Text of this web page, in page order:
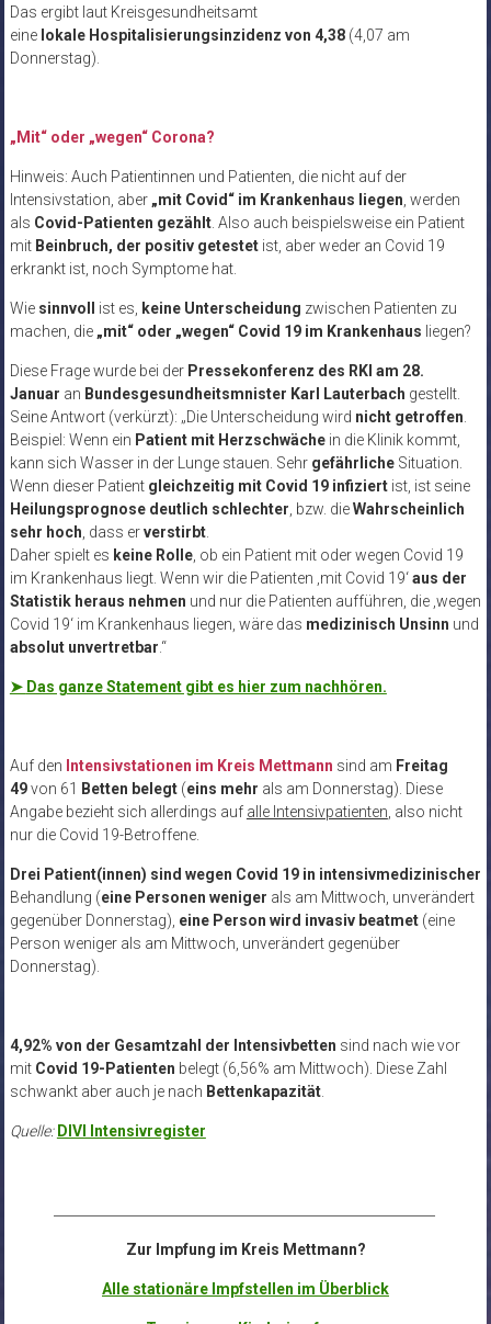
Das ergibt laut Kreisgesundheitsamt
eine lokale Hospitalisierungsinzidenz von 4,38 (4,07 am
Donnerstag).
„Mit“ oder „wegen“ Corona?
Hinweis: Auch Patientinnen und Patienten, die nicht auf der
Intensivstation, aber „mit Covid“ im Krankenhaus liegen, werden
als Covid-Patienten gezählt. Also auch beispielsweise ein Patient
mit Beinbruch, der positiv getestetist, aber weder an Covid 19
erkrankt ist, noch Symptome hat.
Wie sinnvoll ist es, keine Unterscheidung zwischen Patienten zu
machen, die „mit“ oder „wegen“ Covid 19 im Krankenhaus liegen?
Diese Frage wurde bei der Pressekonferenz des RKI am 28.
Januar an Bundesgesundheitsmnister Karl Lauterbach gestellt.
Seine Antwort (verkürzt): „Die Unterscheidung wird nicht getroffen.
Beispiel: Wenn ein Patient mit Herzschwächein die Klinik kommt,
kann sich Wasser in der Lunge stauen. Sehr gefährlicheSituation.
Wenn dieser Patient gleichzeitig mit Covid 19 infiziertist, ist seine
Heilungsprognose deutlich schlechter, bzw. dieWahrscheinlich
sehr hoch, dass erverstirbt.
Daher spielt es keine Rolle, ob ein Patient mit oder wegen Covid 19
im Krankenhaus liegt. Wenn wir die Patienten ‚mit Covid 19‘aus der
Statistik heraus nehmen und nur die Patienten aufführen, die ‚wegen
Covid 19‘ im Krankenhaus liegen, wäre das medizinisch Unsinn und
absolut unvertretbar.“
➤ Das ganze Statement gibt es hier zum nachhören.
Auf den Intensivstationen im Kreis Mettmann sind am Freitag
49von 61 Betten belegt(eins mehr als am Donnerstag). Diese
Angabe bezieht sich allerdings auf alle Intensivpatienten, also nicht
nur die Covid 19-Betroffene.
Drei Patient(innen) sind wegen Covid 19 in intensivmedizinischer
Behandlung (eine Personen weniger als am Mittwoch, unverändert
gegenüber Donnerstag), eine Person wird invasiv beatmet (eine
Person weniger als am Mittwoch, unverändert gegenüber
Donnerstag).
4,92% von der Gesamtzahl der Intensivbetten sind nach wie vor
mitCovid 19-Patienten belegt (6,56% am Mittwoch). Diese Zahl
schwankt aber auch je nach Bettenkapazität.
Quelle: DIVI Intensivregister
Zur Impfung im Kreis Mettmann?
Alle stationäre Impfstellen im Überblick